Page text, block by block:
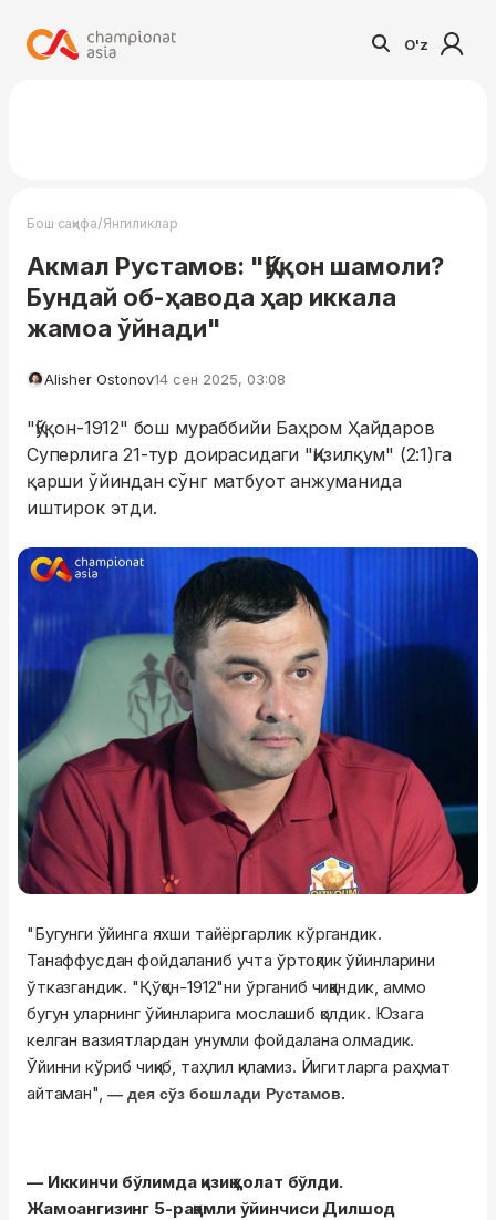
O'z
Бош саҳифа/Янгиликлар
Акмал Рустамов: "Қўқон шамоли?
Бундай об-ҳавода ҳар иккала
жамоа ўйнади"
Alisher Ostonov14 сен 2025, 03:08
"Қўқон-1912" бош мураббийи Баҳром Ҳайдаров
Суперлига 21-тур доирасидаги "Қизилқум" (2:1)га
қарши ўйиндан сўнг матбуот анжуманида
иштирок этди.
"Бугунги ўйинга яхши тайёргарлик кўргандик.
Танаффусдан фойдаланиб учта ўртоқлик ўйинларини
ўтказгандик. "Қўқон-1912"ни ўрганиб чиққандик, аммо
бугун уларнинг ўйинларига мослашиб қолдик. Юзага
келган вазиятлардан унумли фойдалана олмадик.
Ўйинни кўриб чиқиб, таҳлил қиламиз. Йигитларга раҳмат
айтаман", — дея сўз бошлади Рустамов.
— Иккинчи бўлимда қизиқ ҳолат бўлди.
Жамоангизинг 5-рақамли ўйинчиси Дилшод